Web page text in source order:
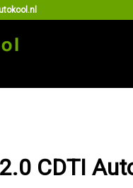
CDTI